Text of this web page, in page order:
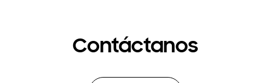
Contáctanos